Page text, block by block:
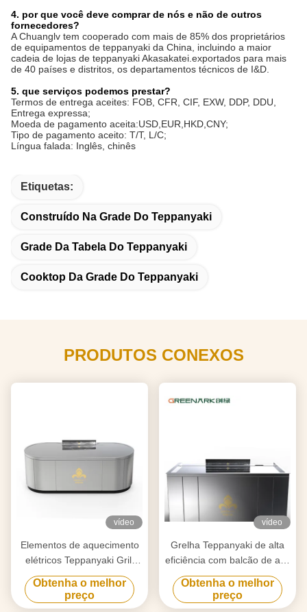
4. por que você deve comprar de nós e não de outros
fornecedores?
A Chuanglv tem cooperado com mais de 85% dos proprietários
de equipamentos de teppanyaki da China, incluindo a maior
cadeia de lojas de teppanyaki Akasakatei.exportados para mais
de 40 países e distritos, os departamentos técnicos de I&D.
5. que serviços podemos prestar?
Termos de entrega aceites: FOB, CFR, CIF, EXW, DDP, DDU,
Entrega expressa;
Moeda de pagamento aceita:USD,EUR,HKD,CNY;
Tipo de pagamento aceito: T/T, L/C;
Língua falada: Inglês, chinês
Etiquetas:
Construído Na Grade Do Teppanyaki
Grade Da Tabela Do Teppanyaki
Cooktop Da Grade Do Teppanyaki
PRODUTOS CONEXOS
vídeo
Elementos de aquecimento
elétricos Teppanyaki Grill
Table para purificação
personalizado para as suas
necessidades
Obtenha o melhor
preço
vídeo
Grelha Teppanyaki de alta
eficiência com balcão de aço
de liga de 20 mm e
aquecimento inteligente
Obtenha o melhor
preço